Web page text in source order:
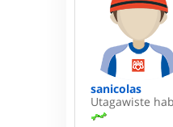
sanicolas
Utagawiste